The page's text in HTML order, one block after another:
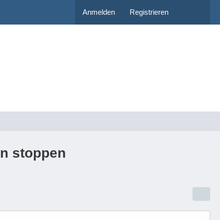
Anmelden Registrieren
stoppen